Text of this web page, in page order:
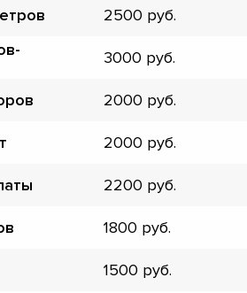
2500
3000
2000
2000
2200
1800
1500